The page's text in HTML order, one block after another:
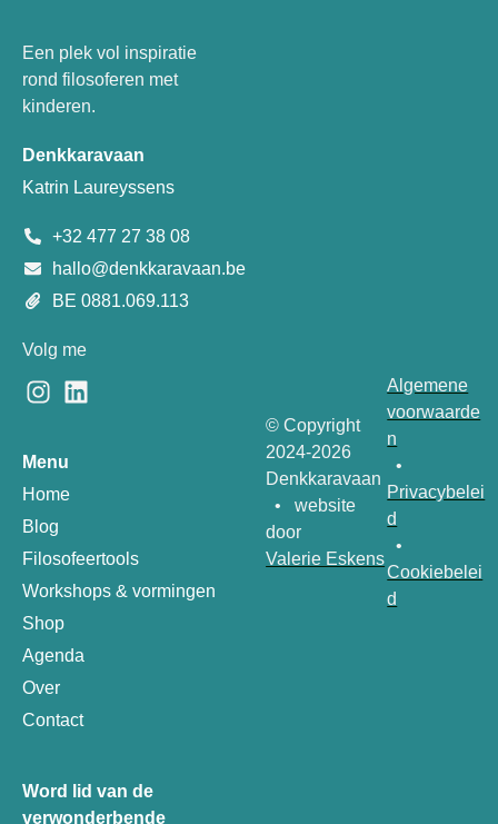
Een plek vol inspiratie
rond filosoferen met
kinderen.
Denkkaravaan
Katrin Laureyssens
+32 477 27 38 08
hallo@denkkaravaan.be
BE 0881.069.113
Volg me
Menu
Home
Blog
Filosofeertools
Workshops & vormingen
Shop
Agenda
Over
Contact
Word lid van de
verwonderbende
© Copyright
2024-2026
Denkkaravaan
• website
door
Valerie Eskens
Algemene
voorwaarde
n
•
Privacybelei
d
•
Cookiebelei
d